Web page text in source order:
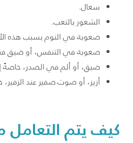
سعال.
الشعور بالتعب.
صعوبة في النوم بسبب هذه
صعوبة في التنفس، أو ضيق
ضيق، أو ألم في الصدر، خاصةً
أزيز، أو صوت صفير عند
كيف يتم